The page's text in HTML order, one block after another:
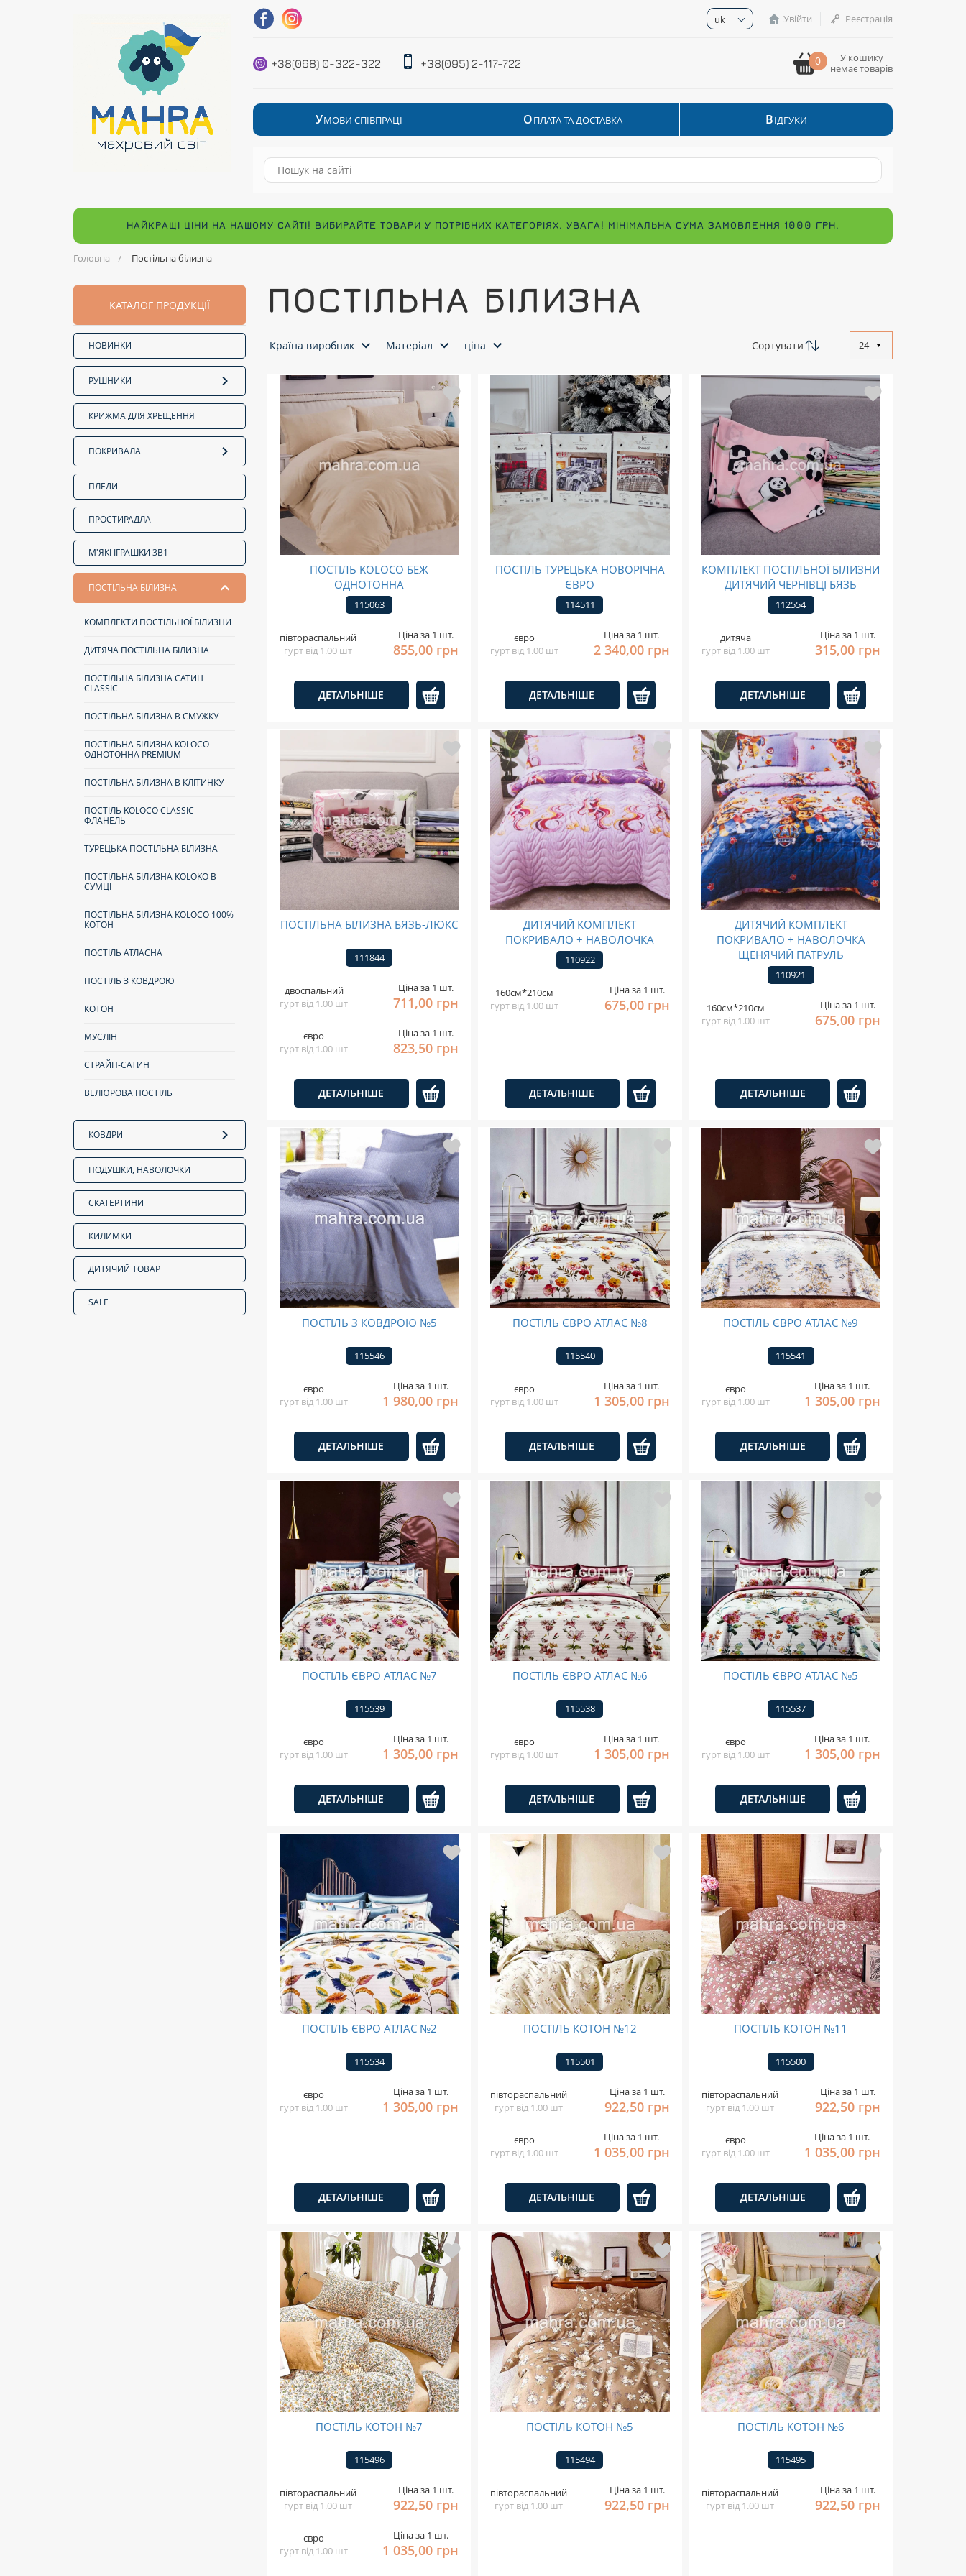
uk Увійти Реєстрація
+38(068) 0-322-322 +38(095) 2-117-722 0
У кошику
немає товарів
УМОВИ СПІВПРАЦІ ОПЛАТА ТА ДОСТАВКА ВІДГУКИ
НАЙКРАЩІ ЦІНИ НА НАШОМУ САЙТІ! ВИБИРАЙТЕ ТОВАРИ У ПОТРІБНИХ КАТЕГОРІЯХ. УВАГА! МІНІМАЛЬНА СУМА ЗАМОВЛЕННЯ 1000 ГРН.
Головна Постільна білизна
КАТАЛОГ ПРОДУКЦІЇ
НОВИНКИ
РУШНИКИ
КРИЖМА ДЛЯ ХРЕЩЕННЯ
ПОКРИВАЛА
ПЛЕДИ
ПРОСТИРАДЛА
М'ЯКІ ІГРАШКИ 3В1
ПОСТІЛЬНА БІЛИЗНА
КОМПЛЕКТИ ПОСТІЛЬНОЇ БІЛИЗНИ
ДИТЯЧА ПОСТІЛЬНА БІЛИЗНА
ПОСТІЛЬНА БІЛИЗНА САТИН
CLASSIC
ПОСТІЛЬНА БІЛИЗНА В СМУЖКУ
ПОСТІЛЬНА БІЛИЗНА KOLOCO
ОДНОТОННА PREMIUM
ПОСТІЛЬНА БІЛИЗНА В КЛІТИНКУ
ПОСТІЛЬ KOLOCO CLASSIC
ФЛАНЕЛЬ
ТУРЕЦЬКА ПОСТІЛЬНА БІЛИЗНА
ПОСТІЛЬНА БІЛИЗНА КOLOKO В
СУМЦІ
ПОСТІЛЬНА БІЛИЗНА KOLOCO 100%
КОТОН
ПОСТІЛЬ АТЛАСНА
ПОСТІЛЬ З КОВДРОЮ
КОТОН
МУСЛІН
СТРАЙП-САТИН
ВЕЛЮРОВА ПОСТІЛЬ
КОВДРИ
ПОДУШКИ, НАВОЛОЧКИ
СКАТЕРТИНИ
КИЛИМКИ
ДИТЯЧИЙ ТОВАР
SALE
ПОСТІЛЬНА БІЛИЗНА
Країна виробник Матеріал ціна Сортувати 24
ПОСТІЛЬ KOLOCO БЕЖ
ОДНОТОННА
115063
півтораспальний
гурт від 1.00 шт
Ціна за 1 шт.
855,00 грн
ДЕТАЛЬНІШЕ
ПОСТІЛЬ ТУРЕЦЬКА НОВОРІЧНА
ЄВРО
114511
євро
гурт від 1.00 шт
Ціна за 1 шт.
2 340,00 грн
ДЕТАЛЬНІШЕ
КОМПЛЕКТ ПОСТІЛЬНОЇ БІЛИЗНИ
ДИТЯЧИЙ ЧЕРНІВЦІ БЯЗЬ
112554
дитяча
гурт від 1.00 шт
Ціна за 1 шт.
315,00 грн
ДЕТАЛЬНІШЕ
ПОСТІЛЬНА БІЛИЗНА БЯЗЬ-ЛЮКС
111844
двоспальний
гурт від 1.00 шт
Ціна за 1 шт.
711,00 грн
євро
гурт від 1.00 шт
Ціна за 1 шт.
823,50 грн
ДЕТАЛЬНІШЕ
ДИТЯЧИЙ КОМПЛЕКТ
ПОКРИВАЛО + НАВОЛОЧКА
110922
160см*210см
гурт від 1.00 шт
Ціна за 1 шт.
675,00 грн
ДЕТАЛЬНІШЕ
ДИТЯЧИЙ КОМПЛЕКТ
ПОКРИВАЛО + НАВОЛОЧКА
ЩЕНЯЧИЙ ПАТРУЛЬ
110921
160см*210см
гурт від 1.00 шт
Ціна за 1 шт.
675,00 грн
ДЕТАЛЬНІШЕ
ПОСТІЛЬ З КОВДРОЮ №5
115546
євро
гурт від 1.00 шт
Ціна за 1 шт.
1 980,00 грн
ДЕТАЛЬНІШЕ
ПОСТІЛЬ ЄВРО АТЛАС №8
115540
євро
гурт від 1.00 шт
Ціна за 1 шт.
1 305,00 грн
ДЕТАЛЬНІШЕ
ПОСТІЛЬ ЄВРО АТЛАС №9
115541
євро
гурт від 1.00 шт
Ціна за 1 шт.
1 305,00 грн
ДЕТАЛЬНІШЕ
ПОСТІЛЬ ЄВРО АТЛАС №7
115539
євро
гурт від 1.00 шт
Ціна за 1 шт.
1 305,00 грн
ДЕТАЛЬНІШЕ
ПОСТІЛЬ ЄВРО АТЛАС №6
115538
євро
гурт від 1.00 шт
Ціна за 1 шт.
1 305,00 грн
ДЕТАЛЬНІШЕ
ПОСТІЛЬ ЄВРО АТЛАС №5
115537
євро
гурт від 1.00 шт
Ціна за 1 шт.
1 305,00 грн
ДЕТАЛЬНІШЕ
ПОСТІЛЬ ЄВРО АТЛАС №2
115534
євро
гурт від 1.00 шт
Ціна за 1 шт.
1 305,00 грн
ДЕТАЛЬНІШЕ
ПОСТІЛЬ КОТОН №12
115501
півтораспальний
гурт від 1.00 шт
Ціна за 1 шт.
922,50 грн
євро
гурт від 1.00 шт
Ціна за 1 шт.
1 035,00 грн
ДЕТАЛЬНІШЕ
ПОСТІЛЬ КОТОН №11
115500
півтораспальний
гурт від 1.00 шт
Ціна за 1 шт.
922,50 грн
євро
гурт від 1.00 шт
Ціна за 1 шт.
1 035,00 грн
ДЕТАЛЬНІШЕ
ПОСТІЛЬ КОТОН №7
115496
півтораспальний
гурт від 1.00 шт
Ціна за 1 шт.
922,50 грн
євро
гурт від 1.00 шт
Ціна за 1 шт.
1 035,00 грн
ПОСТІЛЬ КОТОН №5
115494
півтораспальний
гурт від 1.00 шт
Ціна за 1 шт.
922,50 грн
ПОСТІЛЬ КОТОН №6
115495
півтораспальний
гурт від 1.00 шт
Ціна за 1 шт.
922,50 грн